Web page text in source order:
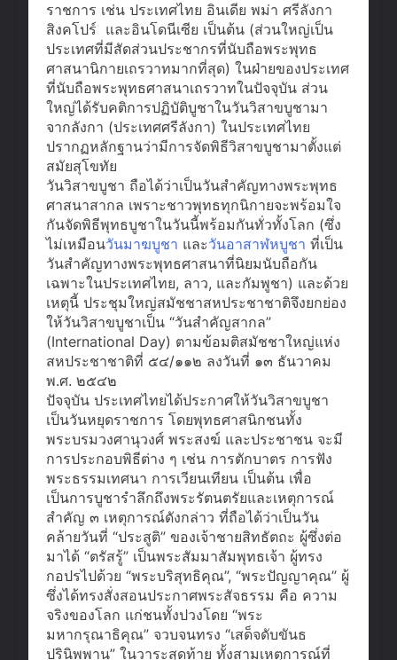
ราชการ เช่น ประเทศไทย อินเดีย พม่า ศรีลังกา
สิงคโปร์ และอินโดนีเซีย เป็นต้น (ส่วนใหญ่เป็น
ประเทศที่มีสัดส่วนประชากรที่นับถือพระพุทธ
ศาสนานิกายเถรวาทมากที่สุด) ในฝ่ายของประเทศ
ที่นับถือพระพุทธศาสนาเถรวาทในปัจจุบัน ส่วน
ใหญ่ได้รับคติการปฏิบัติบูชาในวันวิสาขบูชามา
จากลังกา (ประเทศศรีลังกา) ในประเทศไทย
ปรากฏหลักฐานว่ามีการจัดพิธีวิสาขบูชามาตั้งแต่
สมัยสุโขทัย
วันวิสาขบูชา ถือได้ว่าเป็นวันสำคัญทางพระพุทธ
ศาสนาสากล เพราะชาวพุทธทุกนิกายจะพร้อมใจ
กันจัดพิธีพุทธบูชาในวันนี้พร้อมกันทั่วทั้งโลก (ซึ่ง
ไม่เหมือนวันมาฆบูชา และวันอาสาฬหบูชา ที่เป็น
วันสำคัญทางพระพุทธศาสนาที่นิยมนับถือกัน
เฉพาะในประเทศไทย, ลาว, และกัมพูชา) และด้วย
เหตุนี้ ประชุมใหญ่สมัชชาสหประชาชาติจึงยกย่อง
ให้วันวิสาขบูชาเป็น “วันสำคัญสากล”
(International Day) ตามข้อมติสมัชชาใหญ่แห่ง
สหประชาชาติที่ ๕๔/๑๑๒ ลงวันที่ ๑๓ ธันวาคม
พ.ศ. ๒๕๔๒
ปัจจุบัน ประเทศไทยได้ประกาศให้วันวิสาขบูชา
เป็นวันหยุดราชการ โดยพุทธศาสนิกชนทั้ง
พระบรมวงศานุวงศ์ พระสงฆ์ และประชาชน จะมี
การประกอบพิธีต่าง ๆ เช่น การตักบาตร การฟัง
พระธรรมเทศนา การเวียนเทียน เป็นต้น เพื่อ
เป็นการบูชารำลึกถึงพระรัตนตรัยและเหตุการณ์
สำคัญ ๓ เหตุการณ์ดังกล่าว ที่ถือได้ว่าเป็นวัน
คล้ายวันที่ “ประสูติ” ของเจ้าชายสิทธัตถะ ผู้ซึ่งต่อ
มาได้ “ตรัสรู้” เป็นพระสัมมาสัมพุทธเจ้า ผู้ทรง
กอปรไปด้วย “พระบริสุทธิคุณ”, “พระปัญญาคุณ” ผู้
ซึ่งได้ทรงสั่งสอนประกาศพระสัจธรรม คือ ความ
จริงของโลก แก่ชนทั้งปวงโดย “พระ
มหากรุณาธิคุณ” จวบจนทรง “เสด็จดับขันธ
ปรินิพพาน” ในวาระสุดท้าย ทั้งสามเหตุการณ์ที่